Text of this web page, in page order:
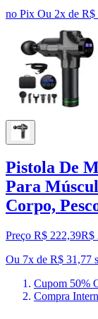
no Pix Ou 2x de R$
Pistola De
Para
Corpo,
Preço R$ 222,39R$
Ou 7x de R$ 31,77
Cupom 50%
Compra